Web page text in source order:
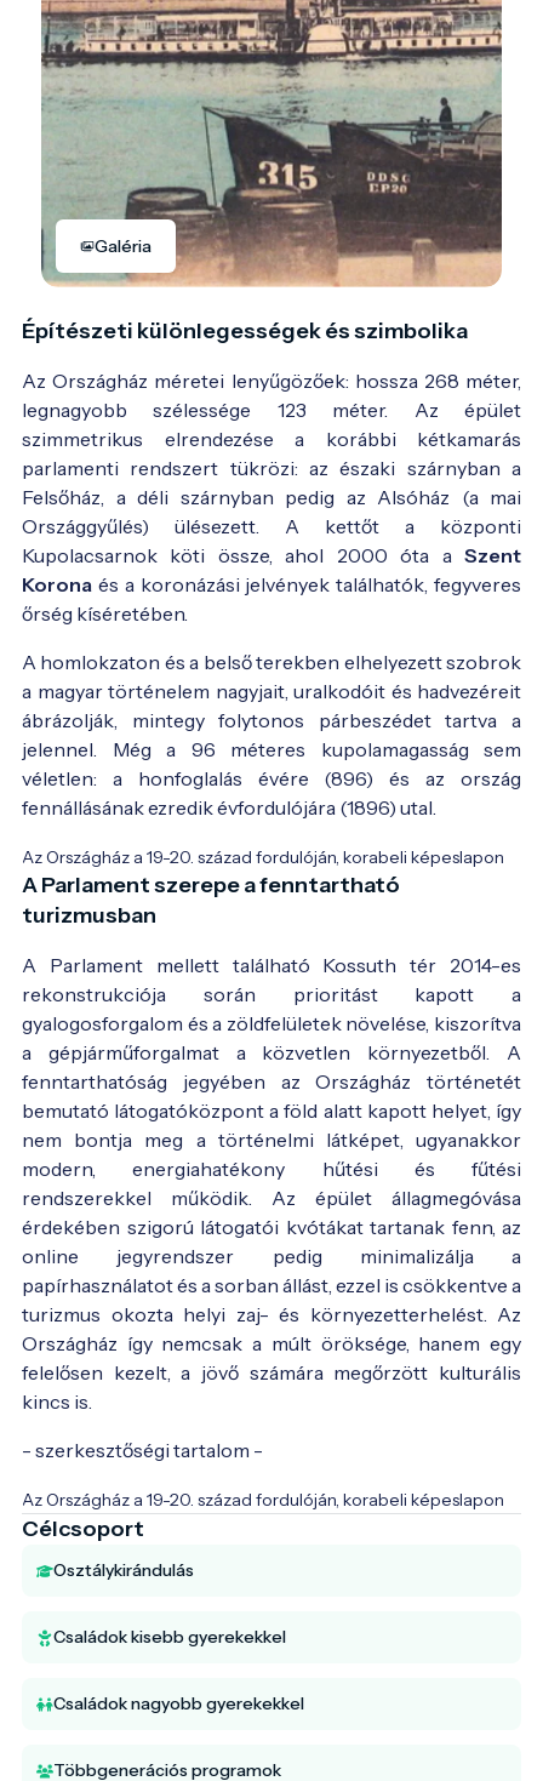
Galéria
Építészeti különlegességek és szimbolika
Az Országház méretei lenyűgözőek: hossza 268 méter,
legnagyobb szélessége 123 méter. Az épület
szimmetrikus elrendezése a korábbi kétkamarás
parlamenti rendszert tükrözi: az északi szárnyban a
Felsőház, a déli szárnyban pedig az Alsóház (a mai
Országgyűlés) ülésezett. A kettőt a központi
Kupolacsarnok köti össze, ahol 2000 óta a Szent
Korona és a koronázási jelvények találhatók, fegyveres
őrség kíséretében.
A homlokzaton és a belső terekben elhelyezett szobrok
a magyar történelem nagyjait, uralkodóit és hadvezéreit
ábrázolják, mintegy folytonos párbeszédet tartva a
jelennel. Még a 96 méteres kupolamagasság sem
véletlen: a honfoglalás évére (896) és az ország
fennállásának ezredik évfordulójára (1896) utal.
Az Országház a 19-20. század fordulóján, korabeli képeslapon
A Parlament szerepe a fenntartható
turizmusban
A Parlament mellett található Kossuth tér 2014-es
rekonstrukciója során prioritást kapott a
gyalogosforgalom és a zöldfelületek növelése, kiszorítva
a gépjárműforgalmat a közvetlen környezetből. A
fenntarthatóság jegyében az Országház történetét
bemutató látogatóközpont a föld alatt kapott helyet, így
nem bontja meg a történelmi látképet, ugyanakkor
modern, energiahatékony hűtési és fűtési
rendszerekkel működik. Az épület állagmegóvása
érdekében szigorú látogatói kvótákat tartanak fenn, az
online jegyrendszer pedig minimalizálja a
papírhasználatot és a sorban állást, ezzel is csökkentve a
turizmus okozta helyi zaj- és környezetterhelést. Az
Országház így nemcsak a múlt öröksége, hanem egy
felelősen kezelt, a jövő számára megőrzött kulturális
kincs is.
- szerkesztőségi tartalom -
Az Országház a 19-20. század fordulóján, korabeli képeslapon
Célcsoport
Osztálykirándulás
Családok kisebb gyerekekkel
Családok nagyobb gyerekekkel
Többgenerációs programok